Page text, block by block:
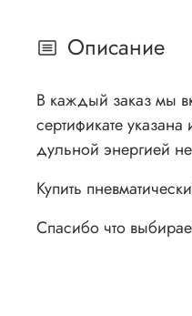
Описание
В каждый заказ мы
сертификате
дульной энергией
Купить
Спасибо что